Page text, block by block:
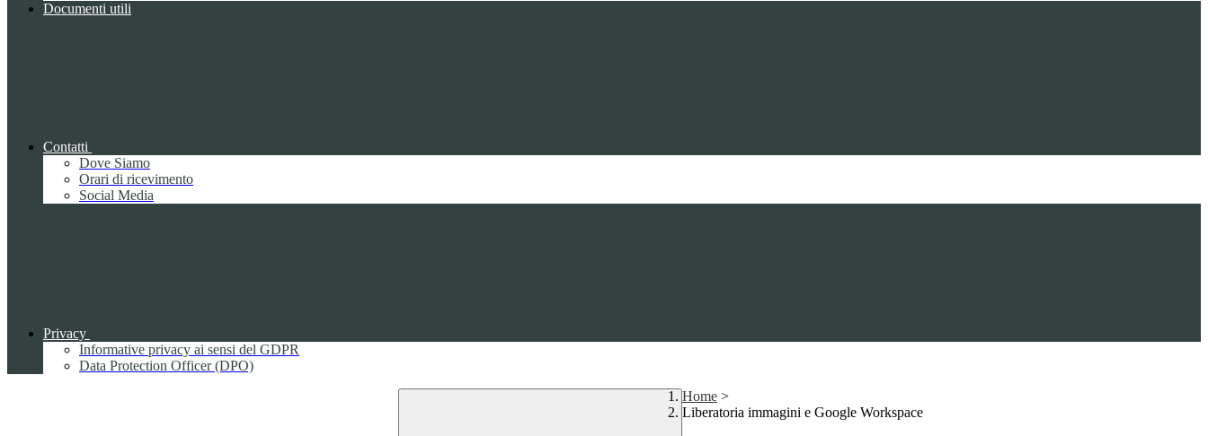
Documenti utili
Contatti
Dove Siamo
Orari di ricevimento
Social Media
Privacy
Informative privacy ai sensi del GDPR
Data Protection Officer (DPO)
Home >
Liberatoria immagini e Google Workspace